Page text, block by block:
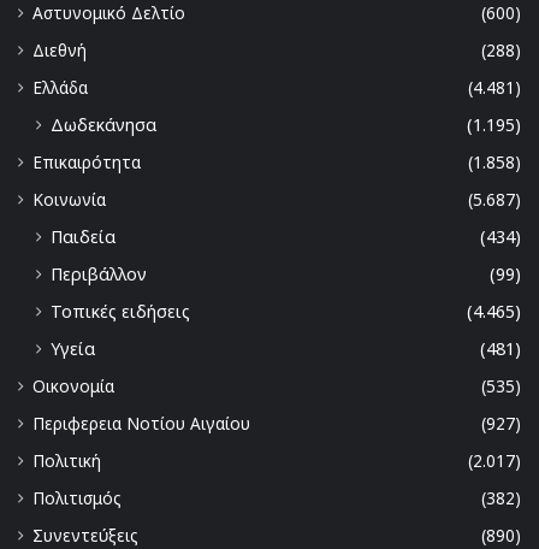
Αστυνομικό Δελτίο
(600)
Διεθνή
(288)
Ελλάδα
(4.481)
Δωδεκάνησα
(1.195)
Επικαιρότητα
(1.858)
Κοινωνία
(5.687)
Παιδεία
(434)
Περιβάλλον
(99)
Τοπικές ειδήσεις
(4.465)
Υγεία
(481)
Οικονομία
(535)
Περιφερεια Νοτίου Αιγαίου
(927)
Πολιτική
(2.017)
Πολιτισμός
(382)
Συνεντεύξεις
(890)